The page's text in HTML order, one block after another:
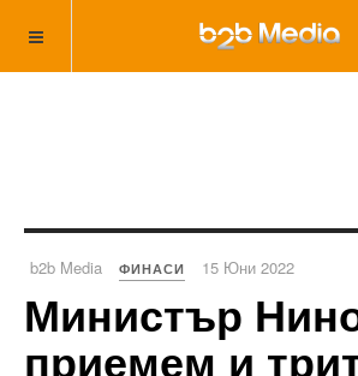
b2b Media ФИНАСИ 15 Юни 2022
Министър
приемем и